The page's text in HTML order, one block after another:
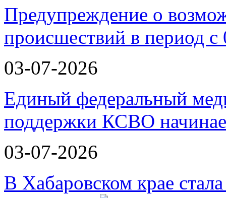
Предупреждение о
происшествий в период
03-07-2026
Единый федеральный
поддержки КСВО
03-07-2026
В Хабаровском крае